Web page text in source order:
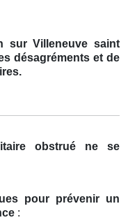
sur Villeneuve saint
désagréments et de
obstrué ne se
pour prévenir un
: